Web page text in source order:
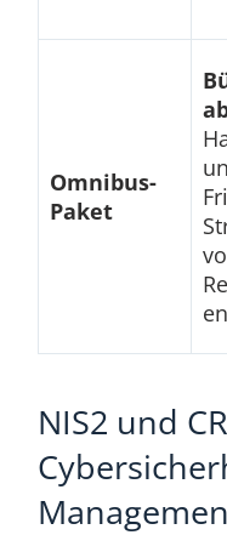
Omnibus-
Paket
NIS2 und